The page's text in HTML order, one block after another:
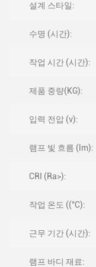
설계 스타일:
수명 (시간):
작업 시간 (시간):
제품 중량(KG):
입력 전압 (v):
램프 빛 흐름 (lm):
CRI (Ra>):
작업 온도 ((°C):
근무 기간 (시간):
램프 바디 재료: